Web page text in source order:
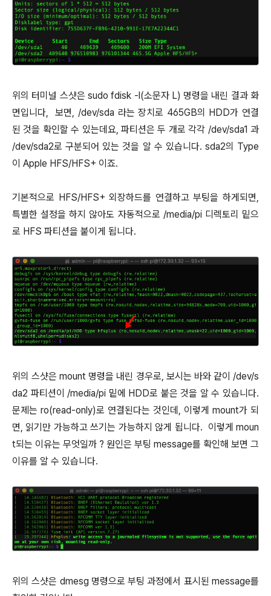
위의 터미널 스샷은 sudo fdisk -l(소문자 L) 명령을 내린 결과 화
면입니다, 보면, /dev/sda 라는 장치로 465GB의 HDD가 연결
된 것을 확인할 수 있는데요, 파티션은 두 개로 각각 /dev/sda1 과
/dev/sda2로 구분되어 있는 것을 알 수 있습니다. sda2의 Type
이 Apple HFS/HFS+ 이죠.
기본적으로 HFS/HFS+ 외장하드를 연결하고 부팅을 하게되면,
특별한 설정을 하지 않아도 자동적으로 /media/pi 디렉토리 밑으
로 HFS 파티션을 붙이게 됩니다.
위의 스샷은 mount 명령을 내린 경우로, 보시는 바와 같이 /dev/s
da2 파티션이 /media/pi 밑에 HDD로 붙은 것을 알 수 있습니다.
문제는 ro(read-only)로 연결된다는 것인데, 이렇게 mount가 되
면, 읽기만 가능하고 쓰기는 가능하지 않게 됩니다. 이렇게 moun
t되는 이유는 무엇일까 ? 원인은 부팅 message를 확인해 보면 그
이유를 알 수 있습니다.
위의 스샷은 dmesg 명령으로 부팅 과정에서 표시된 message를